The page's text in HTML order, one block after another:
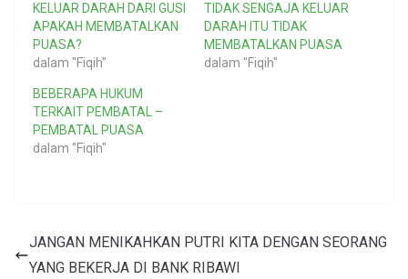
KELUAR DARAH DARI GUSI
APAKAH MEMBATALKAN
PUASA?
dalam "Fiqih"
TIDAK SENGAJA KELUAR
DARAH ITU TIDAK
MEMBATALKAN PUASA
dalam "Fiqih"
BEBERAPA HUKUM
TERKAIT PEMBATAL –
PEMBATAL PUASA
dalam "Fiqih"
JANGAN MENIKAHKAN PUTRI KITA DENGAN SEORANG
YANG BEKERJA DI BANK RIBAWI